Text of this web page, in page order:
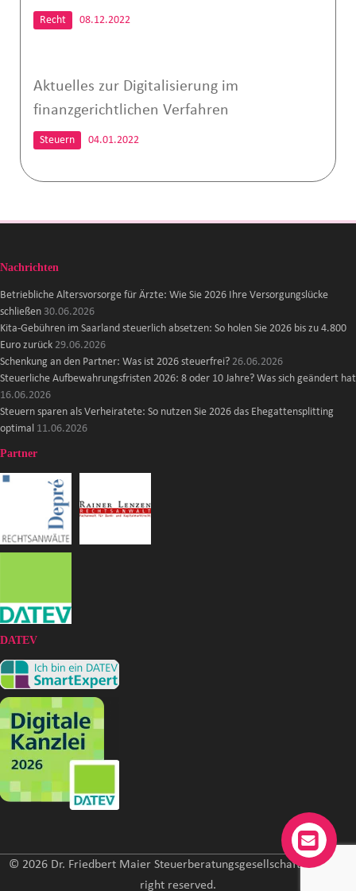
Recht 08.12.2022
Aktuelles zur Digitalisierung im
finanzgerichtlichen Verfahren
Steuern 04.01.2022
Nachrichten
Betriebliche Altersvorsorge für Ärzte: Wie Sie 2026 Ihre Versorgungslücke
schließen 30.06.2026
Kita-Gebühren im Saarland steuerlich absetzen: So holen Sie 2026 bis zu 4.800
Euro zurück 29.06.2026
Schenkung an den Partner: Was ist 2026 steuerfrei? 26.06.2026
Steuerliche Aufbewahrungsfristen 2026: 8 oder 10 Jahre? Was sich geändert hat
16.06.2026
Steuern sparen als Verheiratete: So nutzen Sie 2026 das Ehegattensplitting
optimal 11.06.2026
Partner
DATEV
© 2026 Dr. Friedbert Maier Steuerberatungsgesellschaft mbH. All
right reserved.